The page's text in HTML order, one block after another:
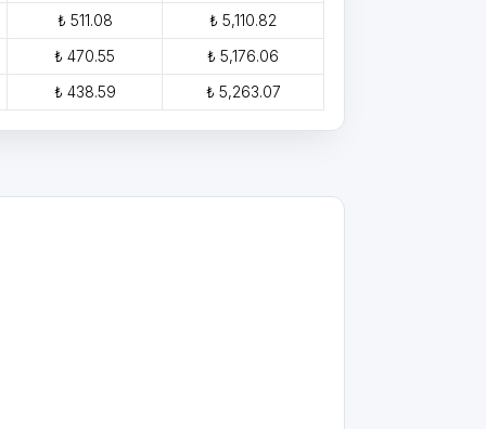
₺ 511.08
₺ 5,110.82
₺ 470.55
₺ 5,176.06
₺ 438.59 ₺ 5,263.07